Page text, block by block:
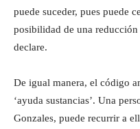
puede suceder, pues puede
posibilidad de una
declare.
De igual manera, el código
‘ayuda sustancias’. Una
Gonzales, puede recurrir a